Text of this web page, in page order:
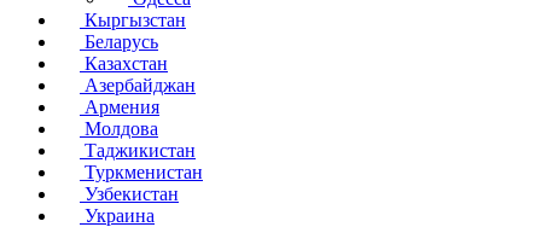
Кыргызстан
Беларусь
Казахстан
Азербайджан
Армения
Молдова
Таджикистан
Туркменистан
Узбекистан
Украина